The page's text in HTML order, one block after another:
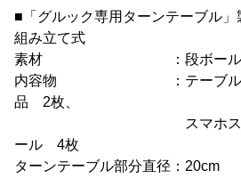
■「グルック専用ターンテーブル」
組み立て式
素材 ：段ボール
内容物 ：テーブル部
品 2枚、
スマホスタンド
ール 4枚
ターンテーブル部分直径：20cm